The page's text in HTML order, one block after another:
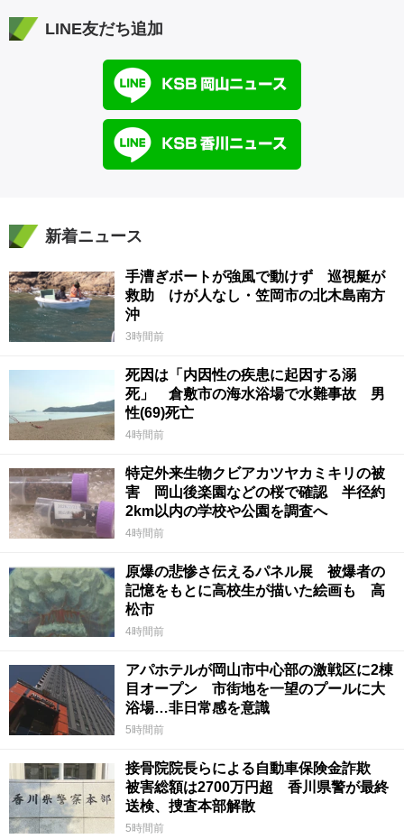
LINE友だち追加
新着ニュース
手漕ぎボートが強風で動けず 巡視艇が
救助 けが人なし・笠岡市の北木島南方
沖
3時間前
死因は「内因性の疾患に起因する溺
死」 倉敷市の海水浴場で水難事故 男
性(69)死亡
4時間前
特定外来生物クビアカツヤカミキリの被
害 岡山後楽園などの桜で確認 半径約
2km以内の学校や公園を調査へ
4時間前
原爆の悲惨さ伝えるパネル展 被爆者の
記憶をもとに高校生が描いた絵画も 高
松市
4時間前
アパホテルが岡山市中心部の激戦区に2棟
目オープン 市街地を一望のプールに大
浴場…非日常感を意識
5時間前
接骨院院長らによる自動車保険金詐欺
被害総額は2700万円超 香川県警が最終
送検、捜査本部解散
5時間前